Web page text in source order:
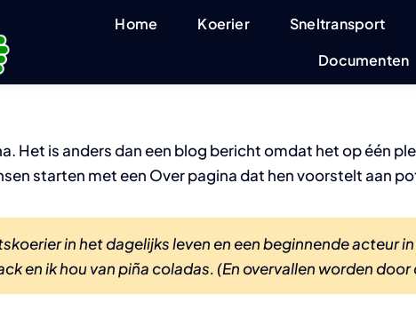
Home Koerier Sneltransport
Documenten
Het is anders dan een blog bericht omdat het op één
starten met een Over pagina dat hen voorstelt aan
in het dagelijks leven en een beginnende acteur
en ik hou van piña coladas. (En overvallen worden door